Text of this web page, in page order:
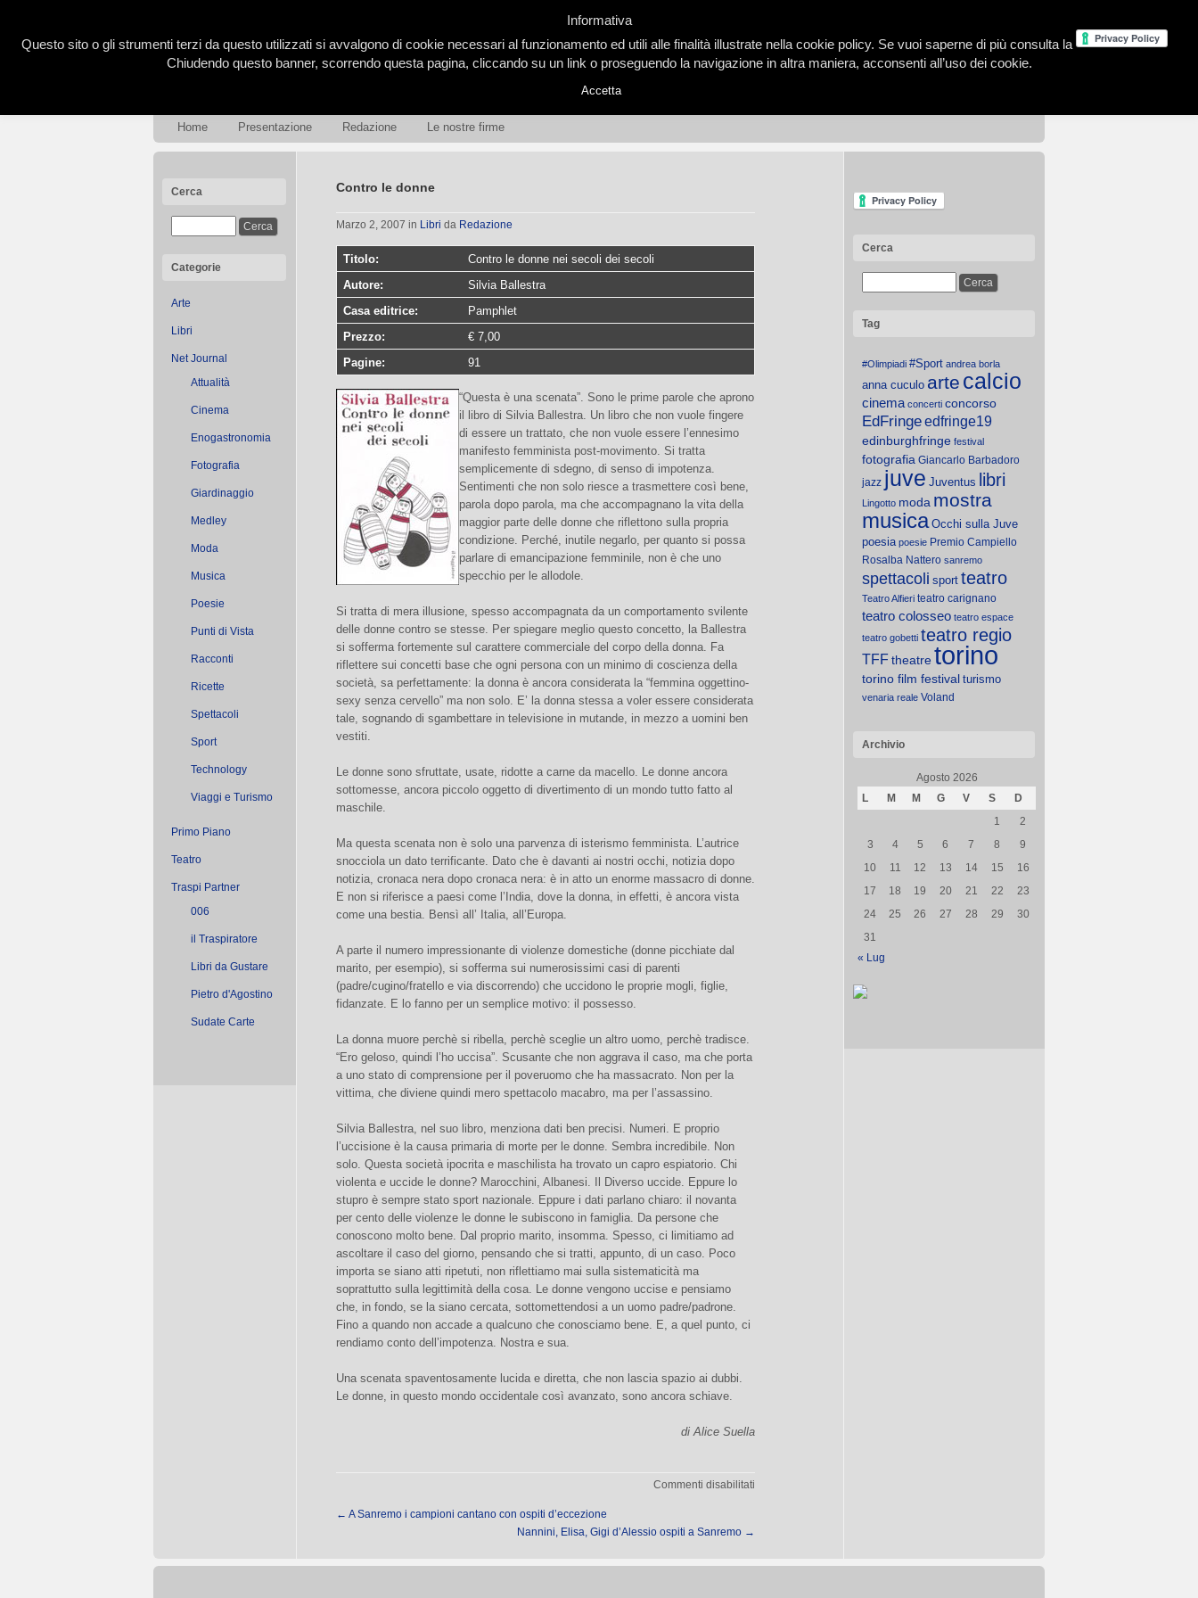
Home Presentazione Redazione Le nostre firme
Cerca
Categorie
Arte
Libri
Net Journal
Attualità
Cinema
Enogastronomia
Fotografia
Giardinaggio
Medley
Moda
Musica
Poesie
Punti di Vista
Racconti
Ricette
Spettacoli
Sport
Technology
Viaggi e Turismo
Primo Piano
Teatro
Traspi Partner
006
il Traspiratore
Libri da Gustare
Pietro d'Agostino
Sudate Carte
Contro le donne
Marzo 2, 2007 in Libri da Redazione
Titolo:
Contro le donne nei secoli dei secoli
Autore:
Silvia Ballestra
Casa editrice:
Pamphlet
Prezzo:
€ 7,00
Pagine:
91
“Questa è una scenata”. Sono le prime parole che aprono
il libro di Silvia Ballestra. Un libro che non vuole fingere
di essere un trattato, che non vuole essere l’ennesimo
manifesto femminista post-movimento. Si tratta
semplicemente di sdegno, di senso di impotenza.
Sentimenti che non solo riesce a trasmettere così bene,
parola dopo parola, ma che accompagnano la vita della
maggior parte delle donne che riflettono sulla propria
condizione. Perché, inutile negarlo, per quanto si possa
parlare di emancipazione femminile, non è che uno
specchio per le allodole.
Si tratta di mera illusione, spesso accompagnata da un comportamento svilente
delle donne contro se stesse. Per spiegare meglio questo concetto, la Ballestra
si sofferma fortemente sul carattere commerciale del corpo della donna. Fa
riflettere sui concetti base che ogni persona con un minimo di coscienza della
società, sa perfettamente: la donna è ancora considerata la “femmina oggettino-
sexy senza cervello” ma non solo. E’ la donna stessa a voler essere considerata
tale, sognando di sgambettare in televisione in mutande, in mezzo a uomini ben
vestiti.
Le donne sono sfruttate, usate, ridotte a carne da macello. Le donne ancora
sottomesse, ancora piccolo oggetto di divertimento di un mondo tutto fatto al
maschile.
Ma questa scenata non è solo una parvenza di isterismo femminista. L’autrice
snocciola un dato terrificante. Dato che è davanti ai nostri occhi, notizia dopo
notizia, cronaca nera dopo cronaca nera: è in atto un enorme massacro di donne.
E non si riferisce a paesi come l’India, dove la donna, in effetti, è ancora vista
come una bestia. Bensì all’ Italia, all’Europa.
A parte il numero impressionante di violenze domestiche (donne picchiate dal
marito, per esempio), si sofferma sui numerosissimi casi di parenti
(padre/cugino/fratello e via discorrendo) che uccidono le proprie mogli, figlie,
fidanzate. E lo fanno per un semplice motivo: il possesso.
La donna muore perchè si ribella, perchè sceglie un altro uomo, perchè tradisce.
“Ero geloso, quindi l’ho uccisa”. Scusante che non aggrava il caso, ma che porta
a uno stato di comprensione per il poveruomo che ha massacrato. Non per la
vittima, che diviene quindi mero spettacolo macabro, ma per l’assassino.
Silvia Ballestra, nel suo libro, menziona dati ben precisi. Numeri. E proprio
l’uccisione è la causa primaria di morte per le donne. Sembra incredibile. Non
solo. Questa società ipocrita e maschilista ha trovato un capro espiatorio. Chi
violenta e uccide le donne? Marocchini, Albanesi. Il Diverso uccide. Eppure lo
stupro è sempre stato sport nazionale. Eppure i dati parlano chiaro: il novanta
per cento delle violenze le donne le subiscono in famiglia. Da persone che
conoscono molto bene. Dal proprio marito, insomma. Spesso, ci limitiamo ad
ascoltare il caso del giorno, pensando che si tratti, appunto, di un caso. Poco
importa se siano atti ripetuti, non riflettiamo mai sulla sistematicità ma
soprattutto sulla legittimità della cosa. Le donne vengono uccise e pensiamo
che, in fondo, se la siano cercata, sottomettendosi a un uomo padre/padrone.
Fino a quando non accade a qualcuno che conosciamo bene. E, a quel punto, ci
rendiamo conto dell’impotenza. Nostra e sua.
Una scenata spaventosamente lucida e diretta, che non lascia spazio ai dubbi.
Le donne, in questo mondo occidentale così avanzato, sono ancora schiave.
di Alice Suella
Commenti disabilitati
← A Sanremo i campioni cantano con ospiti d’eccezione
Nannini, Elisa, Gigi d’Alessio ospiti a Sanremo →
Cerca
Tag
#Olimpiadi #Sport andrea borla
anna cuculo arte calcio
cinema concerti concorso
EdFringeedfringe19
edinburghfringe festival
fotografia Giancarlo Barbadoro
jazz juve Juventus libri
Lingotto moda mostra
musica Occhi sulla Juve
poesia poesie Premio Campiello
Rosalba Nattero sanremo
spettacoli sport teatro
Teatro Alfieri teatro carignano
teatro colosseo teatro espace
teatro gobetti teatro regio
TFFtheatretorino
torino film festival turismo
venaria reale Voland
Archivio
Agosto 2026
L
M M G V S
D
1
2
3
4 5 6 7 8
9
10
11 12 13 14 15
16
17
18 19 20 21 22
23
24
25 26 27 28 29
30
31
« Lug
Informativa
Questo sito o gli strumenti terzi da questo utilizzati si avvalgono di cookie necessari al funzionamento ed utili alle finalità illustrate nella cookie policy. Se vuoi saperne di più consulta la
Chiudendo questo banner, scorrendo questa pagina, cliccando su un link o proseguendo la navigazione in altra maniera, acconsenti all’uso dei cookie.
Accetta